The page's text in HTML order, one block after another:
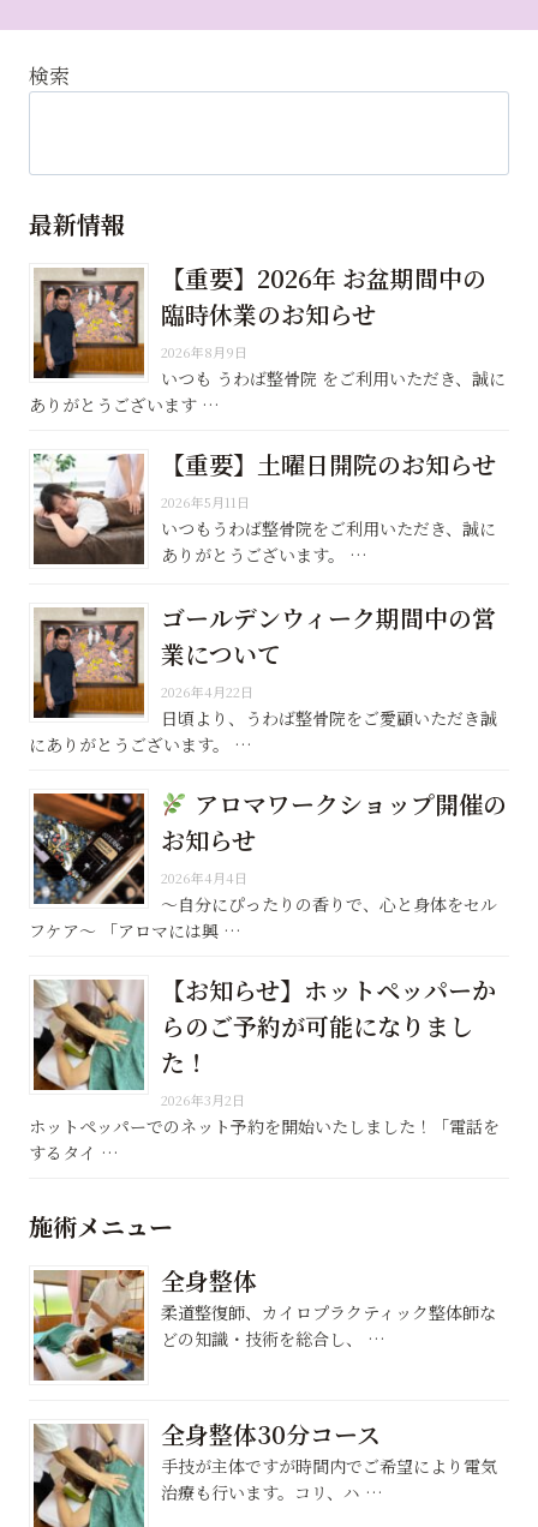
検索
最新情報
【重要】2026年 お盆期間中の
臨時休業のお知らせ
2026年8月9日
いつも うわば整骨院 をご利用いただき、誠に
ありがとうございます …
【重要】土曜日開院のお知らせ
2026年5月11日
いつもうわば整骨院をご利用いただき、誠に
ありがとうございます。 …
ゴールデンウィーク期間中の営
業について
2026年4月22日
日頃より、うわば整骨院をご愛顧いただき誠
にありがとうございます。 …
アロマワークショップ開催の
お知らせ
2026年4月4日
〜自分にぴったりの香りで、心と身体をセル
フケア〜 「アロマには興 …
【お知らせ】ホットペッパーか
らのご予約が可能になりまし
た！
2026年3月2日
ホットペッパーでのネット予約を開始いたしました！「電話を
するタイ …
施術メニュー
全身整体
柔道整復師、カイロプラクティック整体師な
どの知識・技術を総合し、 …
全身整体30分コース
手技が主体ですが時間内でご希望により電気
治療も行います。コリ、ハ …